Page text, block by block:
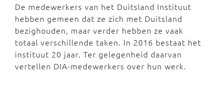
De medewerkers van het Duitsland Instituut
hebben gemeen dat ze zich met Duitsland
bezighouden, maar verder hebben ze vaak
totaal verschillende taken. In 2016 bestaat het
instituut 20 jaar. Ter gelegenheid daarvan
vertellen DIA-medewerkers over hun werk.